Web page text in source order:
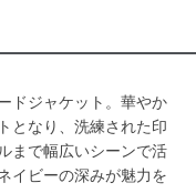
ドジャケット。華やか
となり、洗練された印
まで幅広いシーンで活
イビーの深みが魅力を